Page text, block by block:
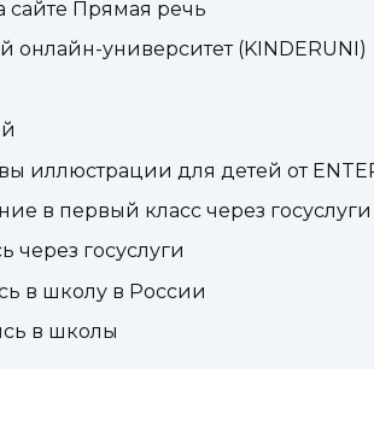
Прямая речь
онлайн-университет (KINDERUNI)
иллюстрации для детей от
в первый класс через госуслуги
через госуслуги
в школу в России
в школы